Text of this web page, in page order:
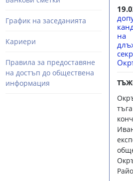
График на заседанията
Кариери
Правила за предоставяне
на достъп до обществена
информация